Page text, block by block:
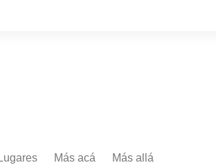
Lugares Más acá Más allá